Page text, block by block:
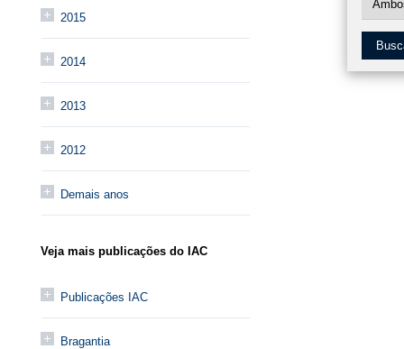
2015
2014
2013
2012
Demais anos
Veja mais publicações do IAC
Publicações IAC
Bragantia